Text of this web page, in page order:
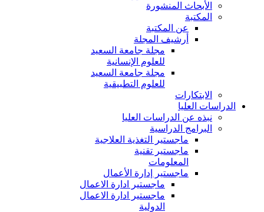
الأبحاث المنشورة
المكتبة
عن المكتبة
أرشيف المجلة
مجلة جامعة السعيد
للعلوم الإنسانية
مجلة جامعة السعيد
للعلوم التطبيقية
الابتكارات
الدراسات العليا
نبذه عن الدراسات العليا
البرامج الدراسية
ماجستير التغذية العلاجية
ماجستير تقنية
المعلومات
ماجستير إدارة الأعمال
ماجستير ادارة الاعمال
ماجستير ادارة الاعمال
الدولية